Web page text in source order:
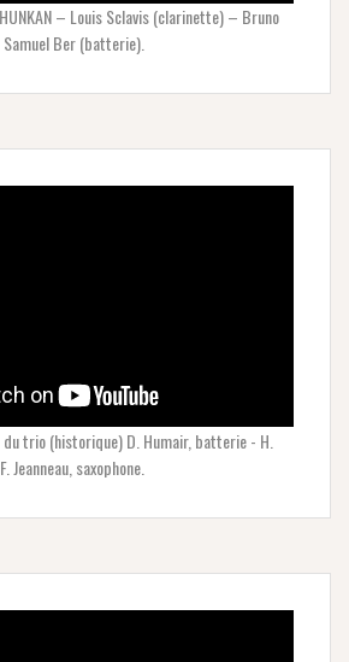
– Louis Sclavis (clarinette) – Bruno
Ber (batterie).
trio (historique) D. Humair, batterie - H.
Jeanneau, saxophone.